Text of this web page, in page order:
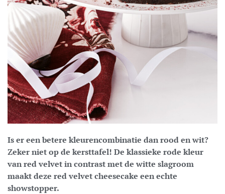
Is er een betere kleurencombinatie dan rood en wit?
Zeker niet op de kersttafel! De klassieke rode kleur
van red velvet in contrast met de witte slagroom
maakt deze red velvet cheesecake een echte
showstopper.